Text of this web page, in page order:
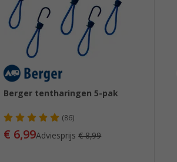
Berger tentharingen 5-pak
(86)
€ 6,99Adviesprijs€ 8,99